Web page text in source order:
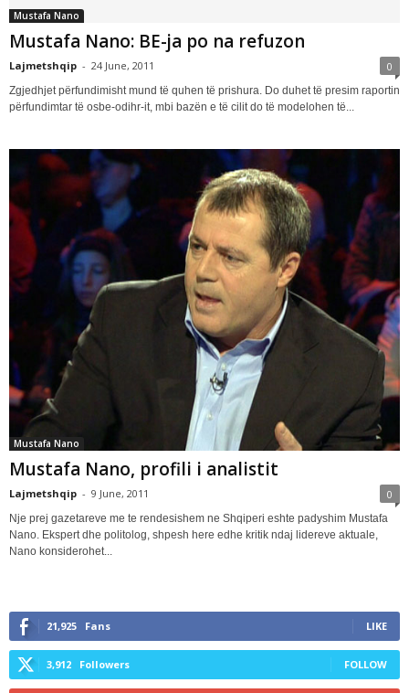
Mustafa Nano
Mustafa Nano: BE-ja po na refuzon
Lajmetshqip - 24 June, 2011 0
Zgjedhjet përfundimisht mund të quhen të prishura. Do duhet të presim raportin
përfundimtar të osbe-odihr-it, mbi bazën e të cilit do të modelohen të...
Mustafa Nano
Mustafa Nano, profili i analistit
Lajmetshqip - 9 June, 2011 0
Nje prej gazetareve me te rendesishem ne Shqiperi eshte padyshim Mustafa
Nano. Ekspert dhe politolog, shpesh here edhe kritik ndaj lidereve aktuale,
Nano konsiderohet...
21,925 Fans LIKE
3,912 Followers FOLLOW